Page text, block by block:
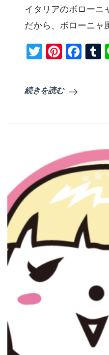
イタリアのボローニ
だから、ボローニャ
Twitter
続きを読む